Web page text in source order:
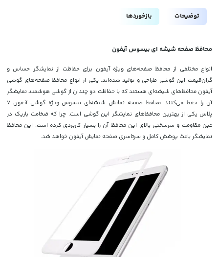
توضیحات بازخوردها
محافظ صفحه شیشه ای بیسوس آیفون
انواع مختلفی از محافظ صفحه‌های ویژه آیفون برای حفاظت از نمایشگر حساس و
گران‌قیمت این گوشی طراحی و تولید شده‌اند. یکی از انواع محافظ صفحه‌های گوشی
آیفون محافظ‌های شیشه‌ای هستند که با حفاظت دو چندان از گوشی هوشمند نمایشگر
آن را حفظ می‌کنند. محافظ صفحه نمایش شیشه‌ای بیسوس ویژه گوشی آیفون 7
پلاس یکی از بهترین محافظ‌های نمایشگر این گوشی است. چرا که ضخامت باریک در
عین مقاومت و سرسختی بالای این محافظ آن را بسیار کاربردی کرده است. این محافظ
نمایشگر باعث پوشش کامل و سرتاسری صفحه نمایش آیفون خواهد شد.